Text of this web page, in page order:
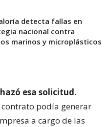
detecta fallas en
nacional contra
marinos y microplásticos
esa solicitud.
podía generar
a cargo de las